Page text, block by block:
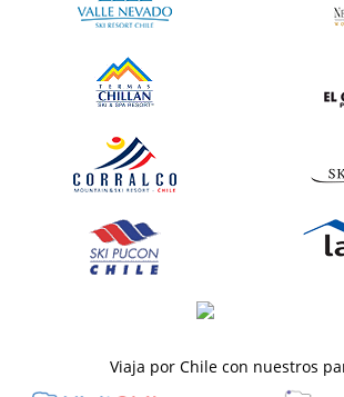
Viaja por Chile con nuestros